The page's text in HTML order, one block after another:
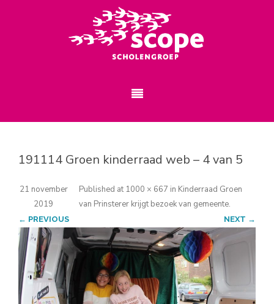
191114 Groen kinderraad web – 4 van 5
Published
21 november
2019
at 1000 × 667 in Kinderraad Groen
van Prinsterer krijgt bezoek van gemeente.
← PREVIOUS NEXT →